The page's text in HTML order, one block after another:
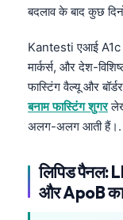
बदलाव के बाद कुछ
Kantesti एआई A1c
मार्कर्स, और देश-
फास्टिंग वैल्यू और
बनाम फास्टिंग शुगरलेख
अलग-अलग आती हैं।.
लिपिड पैनल:
और ApoB का